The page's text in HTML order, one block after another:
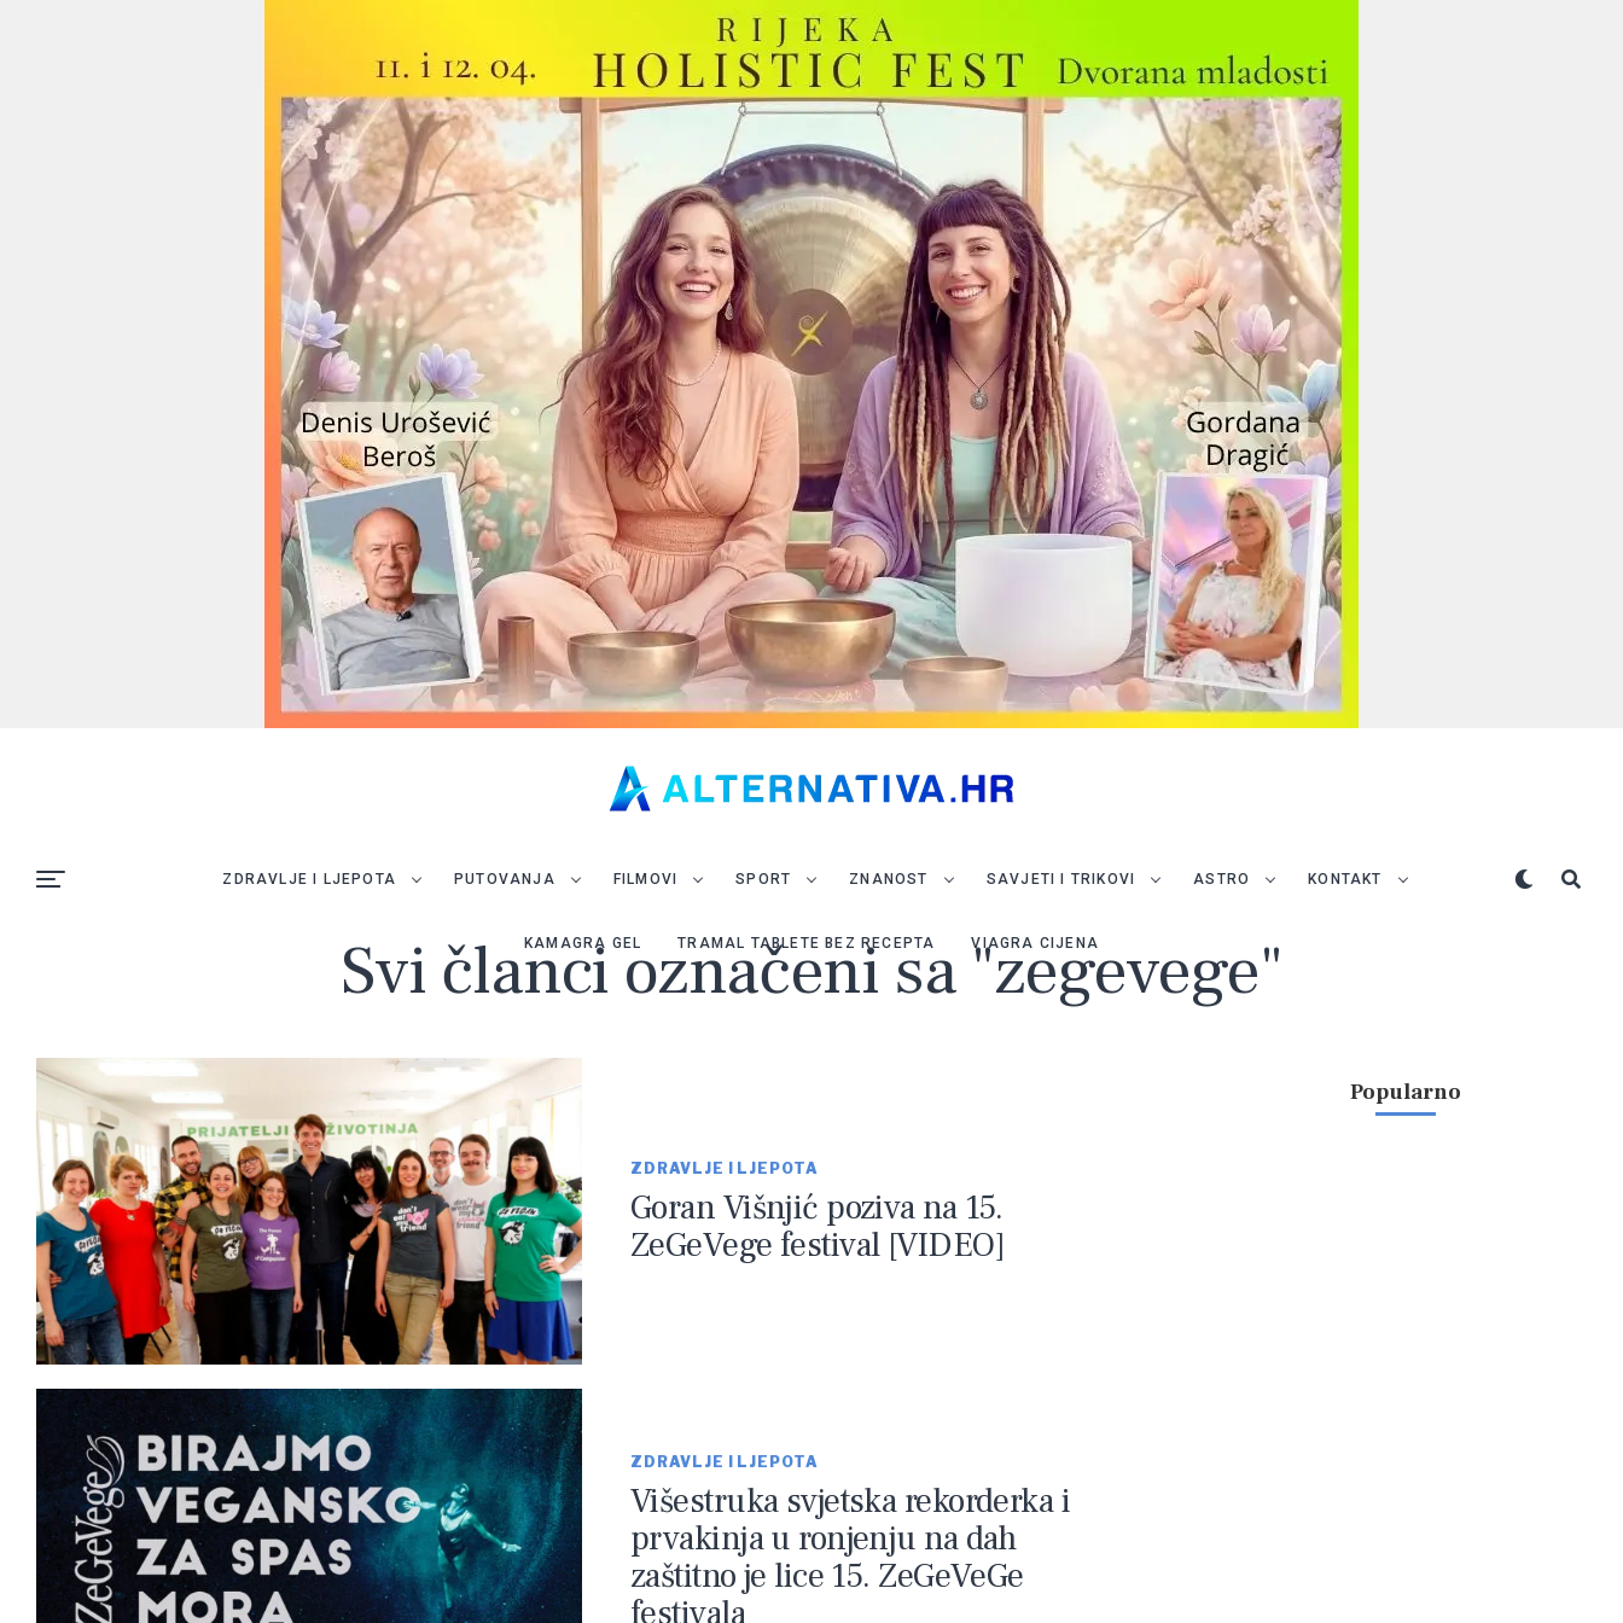
ZDRAVLJE I LJEPOTA PUTOVANJA FILMOVI SPORT ZNANOST SAVJETI I TRIKOVI ASTRO KONTAKT
KAMAGRA GEL TRAMAL TABLETE BEZ RECEPTA VIAGRA CIJENA
Svi članci označeni sa "zegevege"
ZDRAVLJE I LJEPOTA
Goran Višnjić poziva na 15.
ZeGeVege festival [VIDEO]
ZDRAVLJE I LJEPOTA
Višestruka svjetska rekorderka i
prvakinja u ronjenju na dah
zaštitno je lice 15. ZeGeVeGe
festivala
Popularno